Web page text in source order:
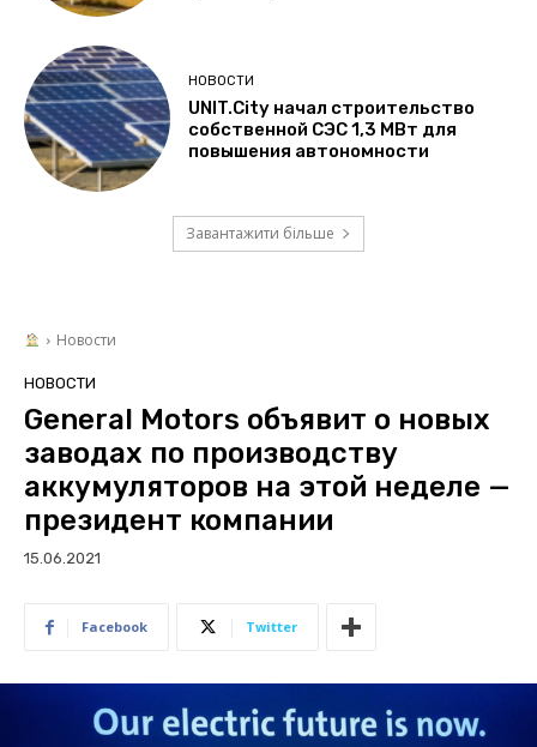
НОВОСТИ
UNIT.City начал строительство
собственной СЭС 1,3 МВт для
повышения автономности
Завантажити більше